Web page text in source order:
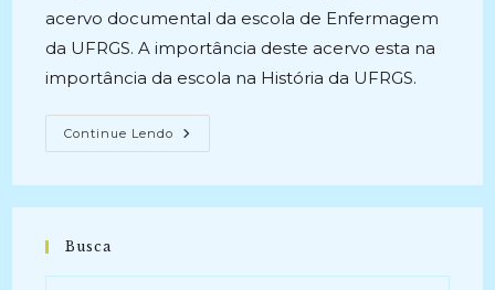
acervo documental da escola de Enfermagem
da UFRGS. A importância deste acervo esta na
importância da escola na História da UFRGS.
Continue Lendo PROJETO
DE
DA
DA
Busca